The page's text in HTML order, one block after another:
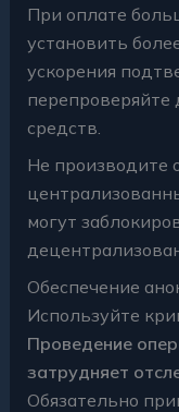
При оплате
установить
ускорения
средств.
Не производите
могут
Обеспечение
Используйте
Проведение
затрудняет
Обязательно